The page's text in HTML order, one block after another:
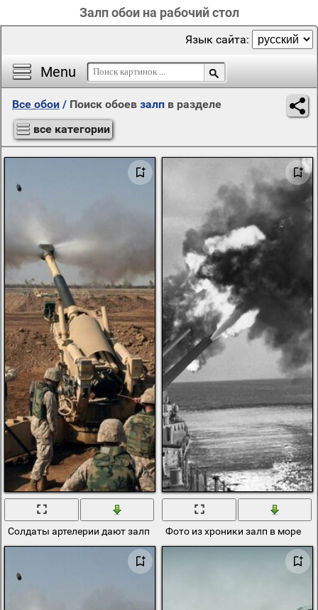
Залп обои на рабочий стол
Menu
Язык сайта:
Все обои / Поиск обоев залп в разделе
все категории
Солдаты артелерии дают залп Фото из хроники залп в море